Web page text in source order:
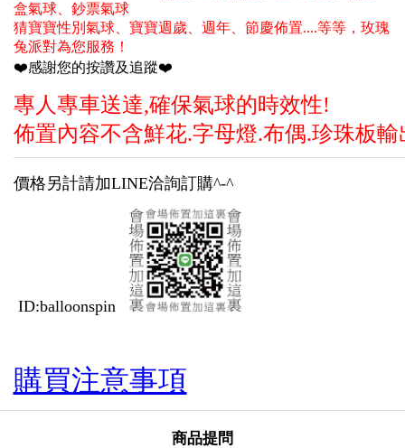
盒氣球、鈔票氣球
猜寶寶性別氣球、寶寶週歲、週年、節慶佈置....等等，玫瑰
兔派對為您服務！
❤️感謝您的按讚及追蹤❤️
專人專車送達,確保氣球的時效性!
佈置內容不含鮮花.字母燈.布偶.珍珠板
價格另計請加LINE洽詢訂購^-^
ID:balloonspin
購買注意事項
商品提問